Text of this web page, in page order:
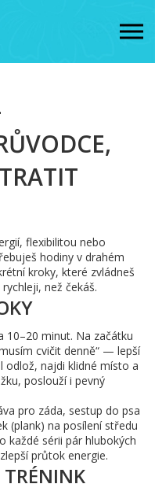
flexibilitou nebo
hodiny v drahém
kroky, které zvládneš
než čekáš.
10–20 minut. Na začátku
cvičit denně“ — lepší
odlož, najdi klidné místo a
poslouží i pevný
pro záda, sestup do psa
(plank) na posílení středu
každé sérii pár hlubokých
průtok energie.
TRÉNINK